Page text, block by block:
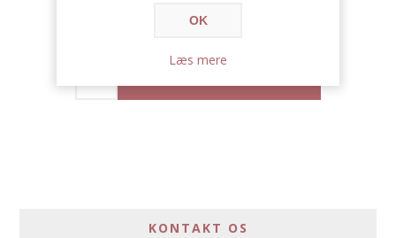
250,00 DKK
KONTAKT OS
OK
Læs mere